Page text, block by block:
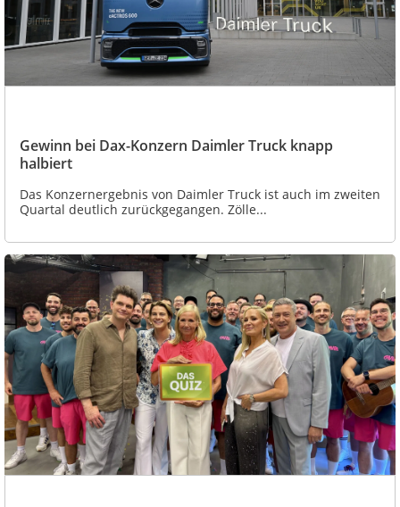
Gewinn bei Dax-Konzern Daimler Truck knapp
halbiert
Das Konzernergebnis von Daimler Truck ist auch im zweiten
Quartal deutlich zurückgegangen. Zölle...